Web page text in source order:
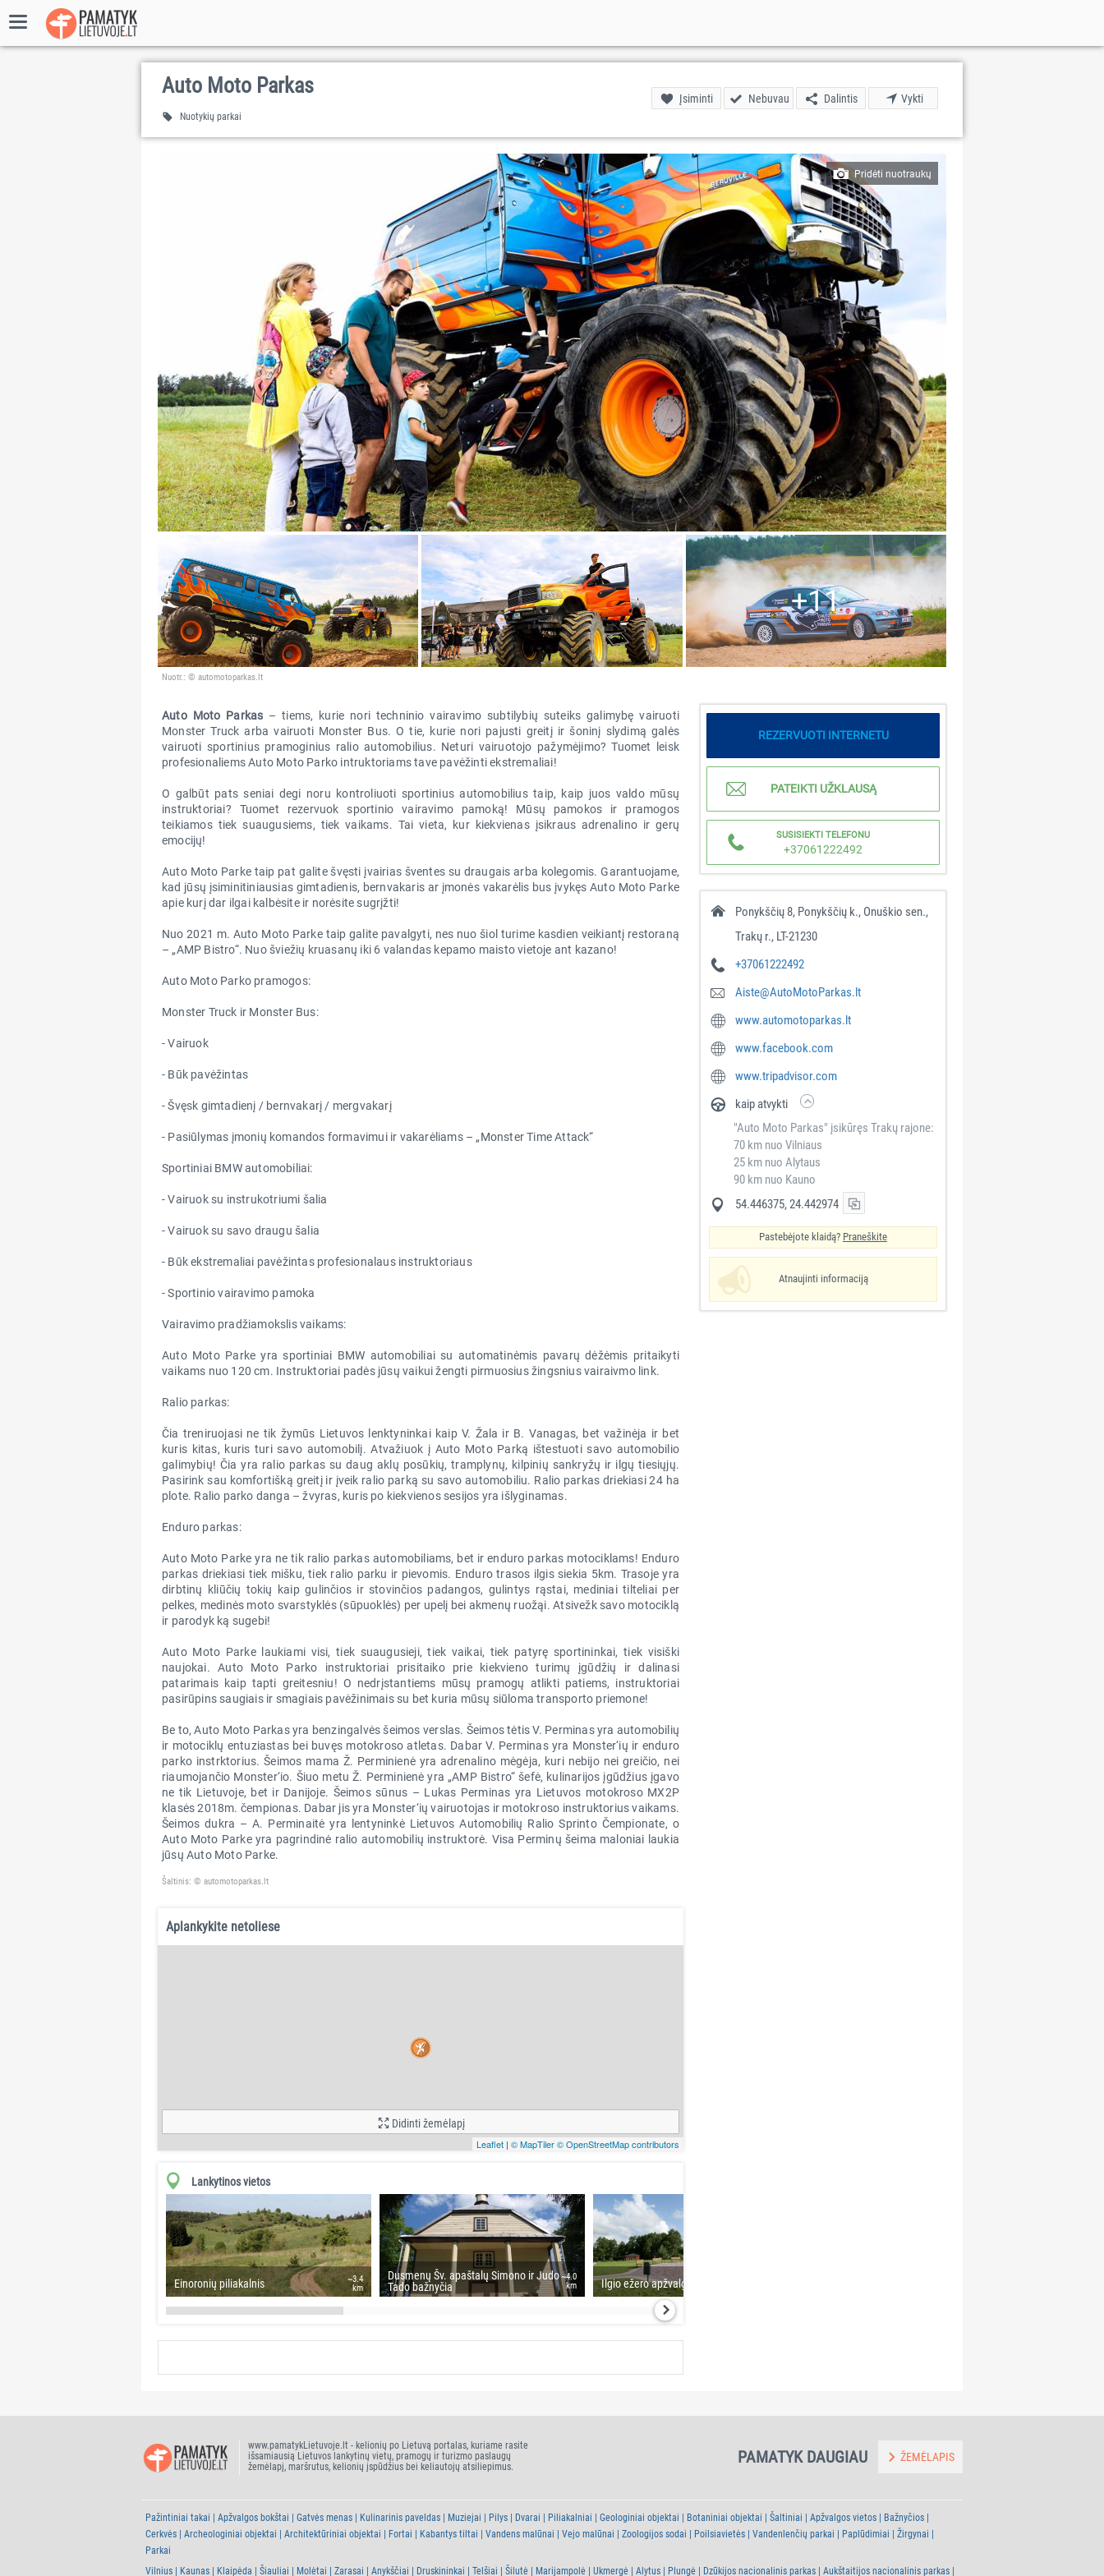
Auto Moto Parkas
Nuotykių parkai
Įsiminti Nebuvau Dalintis Vykti
Pridėti nuotraukų
+11
Nuotr.: © automotoparkas.lt
Auto Moto Parkas – tiems, kurie nori techninio vairavimo subtilybių suteiks galimybę vairuoti
Monster Truck arba vairuoti Monster Bus. O tie, kurie nori pajusti greitį ir šoninį slydimą galės
vairuoti sportinius pramoginius ralio automobilius. Neturi vairuotojo pažymėjimo? Tuomet leisk
profesionaliems Auto Moto Parko intruktoriams tave pavėžinti ekstremaliai!
O galbūt pats seniai degi noru kontroliuoti sportinius automobilius taip, kaip juos valdo mūsų
instruktoriai? Tuomet rezervuok sportinio vairavimo pamoką! Mūsų pamokos ir pramogos
teikiamos tiek suaugusiems, tiek vaikams. Tai vieta, kur kiekvienas įsikraus adrenalino ir gerų
emocijų!
Auto Moto Parke taip pat galite švęsti įvairias šventes su draugais arba kolegomis. Garantuojame,
kad jūsų įsiminitiniausias gimtadienis, bernvakaris ar įmonės vakarėlis bus įvykęs Auto Moto Parke
apie kurį dar ilgai kalbėsite ir norėsite sugrįžti!
Nuo 2021 m. Auto Moto Parke taip galite pavalgyti, nes nuo šiol turime kasdien veikiantį restoraną
– „AMP Bistro“. Nuo šviežių kruasanų iki 6 valandas kepamo maisto vietoje ant kazano!
Auto Moto Parko pramogos:
Monster Truck ir Monster Bus:
- Vairuok
- Būk pavėžintas
- Švęsk gimtadienį / bernvakarį / mergvakarį
- Pasiūlymas įmonių komandos formavimui ir vakarėliams – „Monster Time Attack“
Sportiniai BMW automobiliai:
- Vairuok su instrukotriumi šalia
- Vairuok su savo draugu šalia
- Būk ekstremaliai pavėžintas profesionalaus instruktoriaus
- Sportinio vairavimo pamoka
Vairavimo pradžiamokslis vaikams:
Auto Moto Parke yra sportiniai BMW automobiliai su automatinėmis pavarų dėžėmis pritaikyti
vaikams nuo 120 cm. Instruktoriai padės jūsų vaikui žengti pirmuosius žingsnius vairaivmo link.
Ralio parkas:
Čia treniruojasi ne tik žymūs Lietuvos lenktyninkai kaip V. Žala ir B. Vanagas, bet važinėja ir bet
kuris kitas, kuris turi savo automobilį. Atvažiuok į Auto Moto Parką ištestuoti savo automobilio
galimybių! Čia yra ralio parkas su daug aklų posūkių, tramplynų, kilpinių sankryžų ir ilgų tiesiųjų.
Pasirink sau komfortišką greitį ir įveik ralio parką su savo automobiliu. Ralio parkas driekiasi 24 ha
plote. Ralio parko danga – žvyras, kuris po kiekvienos sesijos yra išlyginamas.
Enduro parkas:
Auto Moto Parke yra ne tik ralio parkas automobiliams, bet ir enduro parkas motociklams! Enduro
parkas driekiasi tiek mišku, tiek ralio parku ir pievomis. Enduro trasos ilgis siekia 5km. Trasoje yra
dirbtinų kliūčių tokių kaip gulinčios ir stovinčios padangos, gulintys rąstai, mediniai tilteliai per
pelkes, medinės moto svarstyklės (sūpuoklės) per upelį bei akmenų ruožąi. Atsivežk savo motociklą
ir parodyk ką sugebi!
Auto Moto Parke laukiami visi, tiek suaugusieji, tiek vaikai, tiek patyrę sportininkai, tiek visiški
naujokai. Auto Moto Parko instruktoriai prisitaiko prie kiekvieno turimų įgūdžių ir dalinasi
patarimais kaip tapti greitesniu! O nedrįstantiems mūsų pramogų atlikti patiems, instruktoriai
pasirūpins saugiais ir smagiais pavėžinimais su bet kuria mūsų siūloma transporto priemone!
Be to, Auto Moto Parkas yra benzingalvės šeimos verslas. Šeimos tėtis V. Perminas yra automobilių
ir motociklų entuziastas bei buvęs motokroso atletas. Dabar V. Perminas yra Monster‘ių ir enduro
parko instrktorius. Šeimos mama Ž. Perminienė yra adrenalino mėgėja, kuri nebijo nei greičio, nei
riaumojančio Monster‘io. Šiuo metu Ž. Perminienė yra „AMP Bistro“ šefė, kulinarijos įgūdžius įgavo
ne tik Lietuvoje, bet ir Danijoje. Šeimos sūnus – Lukas Perminas yra Lietuvos motokroso MX2P
klasės 2018m. čempionas. Dabar jis yra Monster‘ių vairuotojas ir motokroso instruktorius vaikams.
Šeimos dukra – A. Perminaitė yra lentyninkė Lietuvos Automobilių Ralio Sprinto Čempionate, o
Auto Moto Parke yra pagrindinė ralio automobilių instruktorė. Visa Perminų šeima maloniai laukia
jūsų Auto Moto Parke.
Šaltinis: © automotoparkas.lt
Aplankykite netoliese
Leaflet | © MapTiler© OpenStreetMap contributors
Didinti žemėlapį
Lankytinos vietos
Einoronių piliakalnis
~3.4
km
Dusmenų Šv. apaštalų Simono ir Judo
Tado bažnyčia
~4.0
km
Ilgio ežero apžvalgos aikštelė
REZERVUOTI INTERNETU
PATEIKTI UŽKLAUSĄ
SUSISIEKTI TELEFONU
+37061222492
Ponykščių 8, Ponykščių k., Onuškio sen.,
Trakų r., LT-21230
+37061222492
Aiste@AutoMotoParkas.lt
www.automotoparkas.lt
www.facebook.com
www.tripadvisor.com
kaip atvykti
"Auto Moto Parkas" įsikūręs Trakų rajone:
70 km nuo Vilniaus
25 km nuo Alytaus
90 km nuo Kauno
54.446375, 24.442974
Pastebėjote klaidą? Praneškite
Atnaujinti informaciją
www.pamatykLietuvoje.lt - kelionių po Lietuvą portalas, kuriame rasite
išsamiausią Lietuvos lankytinų vietų, pramogų ir turizmo paslaugų
žemėlapį, maršrutus, kelionių įspūdžius bei keliautojų atsiliepimus.
PAMATYK DAUGIAU ŽEMĖLAPIS
Pažintiniai takai Apžvalgos bokštai Gatvės menas Kulinarinis paveldas Muziejai Pilys Dvarai Piliakalniai Geologiniai objektai Botaniniai objektai Šaltiniai Apžvalgos vietos
Bažnyčios
Cerkvės
Archeologiniai objektai Architektūriniai objektai Fortai Kabantys tiltai Vandens malūnai Vejo malūnai Zoologijos sodai Poilsiavietės Vandenlenčių parkai Paplūdimiai
Žirgynai
Parkai
Vilnius
Kaunas Klaipėda Šiauliai Molėtai Zarasai Anykščiai Druskininkai Telšiai Šilutė Marijampolė Ukmergė Alytus Plungė Dzūkijos nacionalinis parkas Aukštaitijos nacionalinis parkas